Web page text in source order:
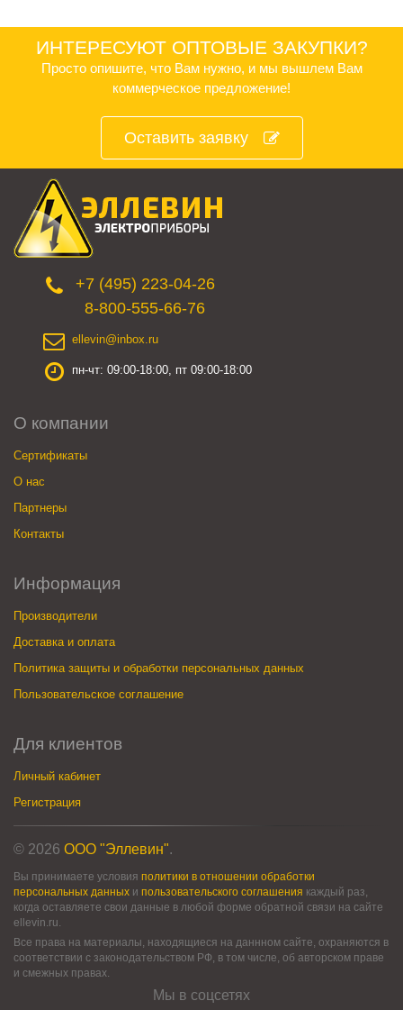
ИНТЕРЕСУЮТ ОПТОВЫЕ ЗАКУПКИ?
Просто опишите, что Вам нужно, и мы вышлем Вам
коммерческое предложение!
Оставить заявку
+7 (495) 223-04-26
8-800-555-66-76
ellevin@inbox.ru
пн-чт: 09:00-18:00, пт 09:00-18:00
О компании
Сертификаты
О нас
Партнеры
Контакты
Информация
Производители
Доставка и оплата
Политика защиты и обработки персональных данных
Пользовательское соглашение
Для клиентов
Личный кабинет
Регистрация
© 2026 ООО "Эллевин".
Вы принимаете условия политики в отношении обработки
персональных данных и пользовательского соглашения каждый раз,
когда оставляете свои данные в любой форме обратной связи на сайте
ellevin.ru.
Все права на материалы, находящиеся на даннном сайте, охраняются в
соответствии с законодательством РФ, в том числе, об авторском праве
и смежных правах.
Мы в соцсетях